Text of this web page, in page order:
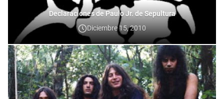
Declaraciones de Paulo Jr. de Sepultura
Diciembre 15, 2010